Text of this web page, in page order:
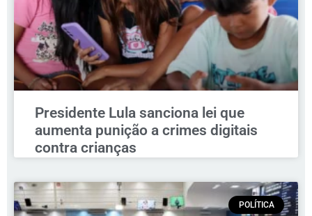
Presidente Lula sanciona lei que
aumenta punição a crimes digitais
contra crianças
POLÍTICA